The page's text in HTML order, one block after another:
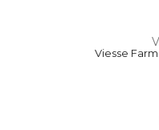
Viesse